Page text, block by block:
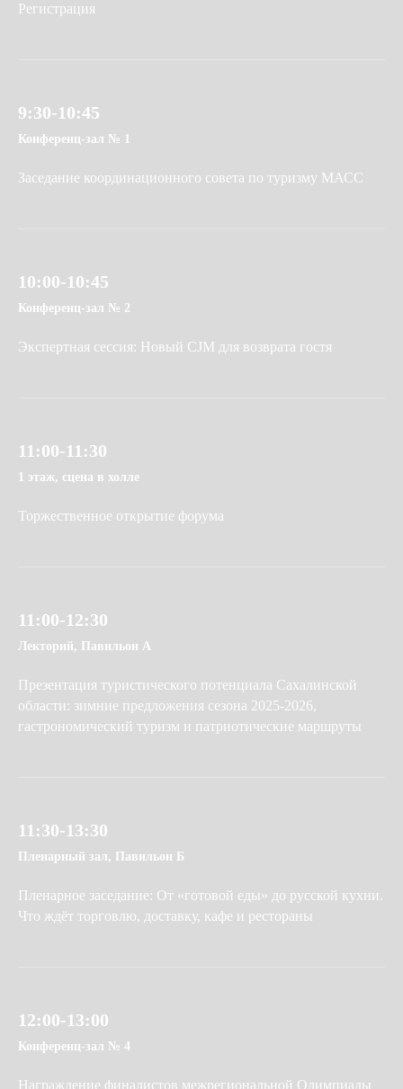
Регистрация
9:30-10:45
Конференц-зал № 1
Заседание координационного совета по туризму МАСС
10:00-10:45
Конференц-зал № 2
Экспертная сессия: Новый CJM для возврата гостя
11:00-11:30
1 этаж, сцена в холле
Торжественное открытие форума
11:00-12:30
Лекторий, Павильон А
Презентация туристического потенциала Сахалинской
области: зимние предложения сезона 2025-2026,
гастрономический туризм и патриотические маршруты
11:30-13:30
Пленарный зал, Павильон Б
Пленарное заседание: От «готовой еды» до русской кухни.
Что ждёт торговлю, доставку, кафе и рестораны
12:00-13:00
Конференц-зал № 4
Награждение финалистов межрегиональной Олимпиады